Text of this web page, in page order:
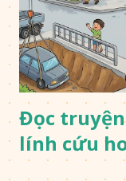
Đọc
lính cứu